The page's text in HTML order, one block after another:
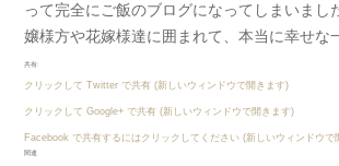
って完全にご飯のブログになってしまいまし
嬢様方や花嫁様達に囲まれて、本当に幸せな
共有:
クリックして Twitter で共有 (新しいウィンドウで開きます)
クリックして Google+ で共有 (新しいウィンドウで開きます)
Facebook で共有するにはクリックしてください (新しいウィンドウで
関連